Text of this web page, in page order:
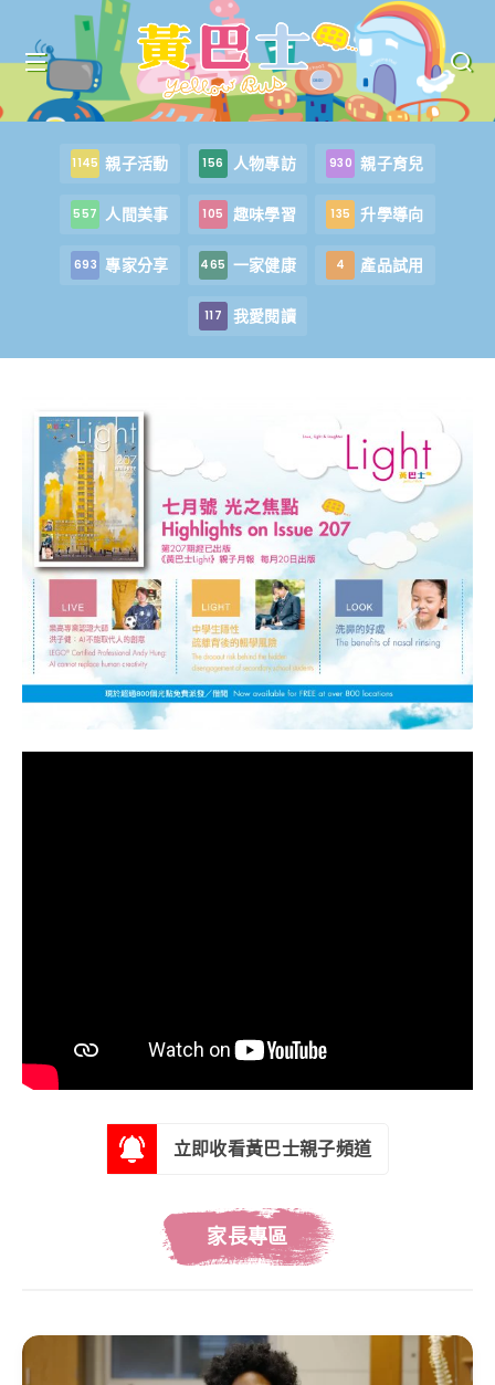
1145 親子活動 156 人物專訪 930 親子育兒
557 人間美事 105 趣味學習 135 升學導向
693 專家分享 465 一家健康 4 產品試用
117 我愛閱讀
立即收看黃巴士親子頻道
家長專區